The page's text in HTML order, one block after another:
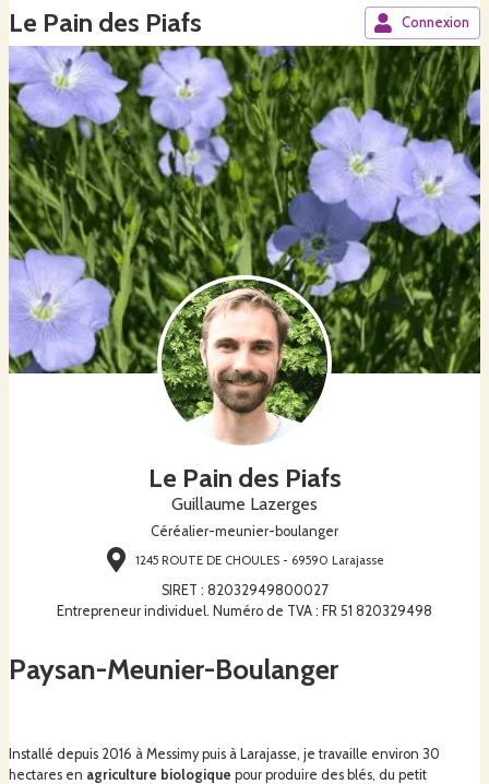
Le Pain des Piafs Connexion
Le Pain des Piafs
Guillaume Lazerges
Céréalier-meunier-boulanger
1245 ROUTE DE CHOULES - 69590 Larajasse
SIRET : 82032949800027
Entrepreneur individuel. Numéro de TVA : FR 51 820329498
Paysan-Meunier-Boulanger
Installé depuis 2016 à Messimy puis à Larajasse, je travaille environ 30
hectares en agriculture biologique pour produire des blés, du petit